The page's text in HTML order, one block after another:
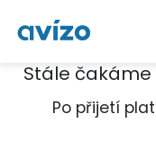
Stále čakáme
Po přijetí